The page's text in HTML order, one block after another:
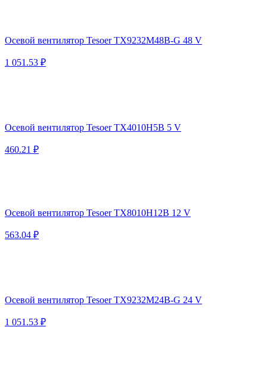
Осевой вентилятор Tesoer TX9232M48B-G 48 V
1 051.53 ₽
Осевой вентилятор Tesoer TX4010H5B 5 V
460.21 ₽
Осевой вентилятор Tesoer TX8010H12B 12 V
563.04 ₽
Осевой вентилятор Tesoer TX9232M24B-G 24 V
1 051.53 ₽